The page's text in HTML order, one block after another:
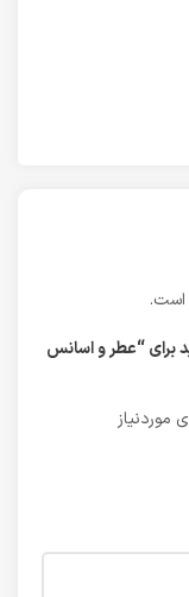
است.
برای “عطر و اسانس